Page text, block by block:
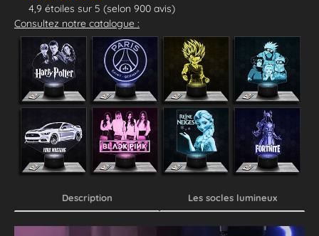
4,9 étoiles sur 5 (selon 900 avis)
Consultez notre catalogue :
Description Les socles lumineux